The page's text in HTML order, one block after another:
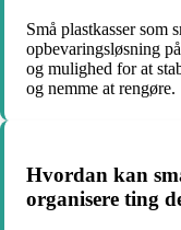
Små plastkasser som
opbevaringsløsning
og mulighed for at
og nemme at rengøre.
Hvordan kan
organisere ting